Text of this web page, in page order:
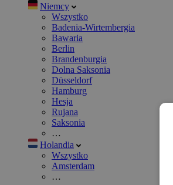
Niemcy
Wszystko
Badenia-Wirtembergia
Bawaria
Berlin
Brandenburgia
Dolna Saksonia
Düsseldorf
Hamburg
Hesja
Rujana
Saksonia
…
Holandia
Wszystko
Amsterdam
…